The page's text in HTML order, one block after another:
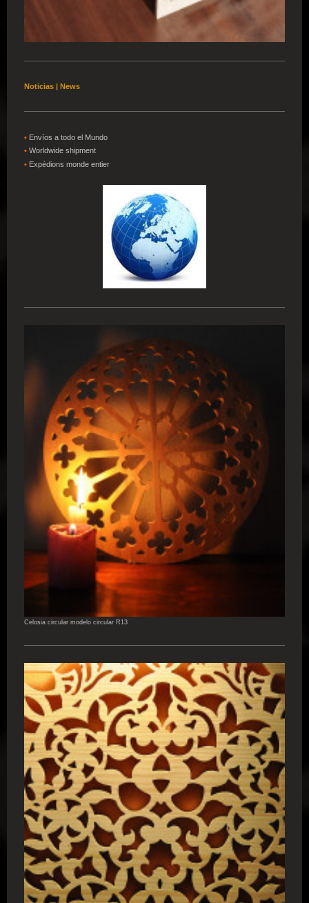
Noticias | News
• Envíos a todo el Mundo
• Worldwide shipment
• Expédions monde entier
Celosia circular modelo circular R13